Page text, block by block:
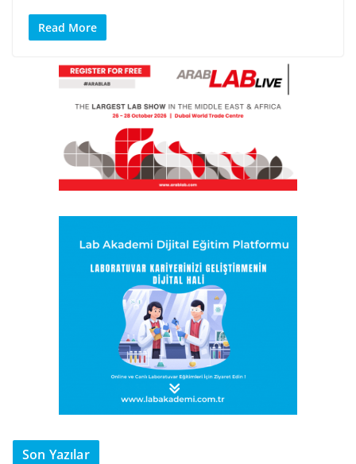
Read More
Son Yazılar